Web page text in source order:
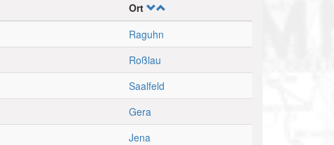
Ort
Raguhn
Roßlau
Saalfeld
Gera
Jena